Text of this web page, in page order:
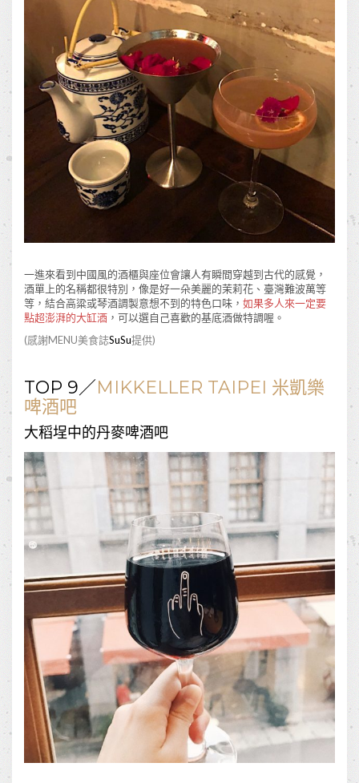
一進來看到中國風的酒櫃與座位會讓人有瞬間穿越到古代的感覺，
酒單上的名稱都很特別，像是好一朵美麗的茉莉花、臺灣難波萬等
等，結合高粱或琴酒調製意想不到的特色口味， 如果多人來一定要
點超澎湃的大缸酒 ，可以選自己喜歡的基底酒做特調喔。
(感謝MENU美食誌SuSu提供)
TOP 9／MIKKELLER TAIPEI 米凱樂
啤酒吧
大稻埕中的丹麥啤酒吧